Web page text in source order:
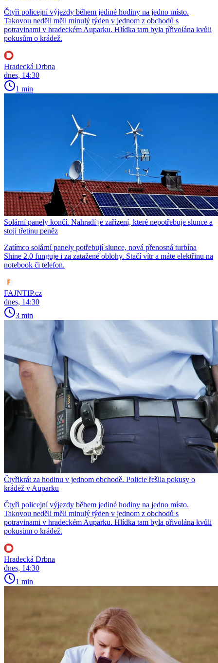
Čtyři policejní výjezdy během jediné hodiny na jedno místo.
Takovou neděli měli minulý týden v jednom z obchodů s
potravinami v hradeckém Auparku. Hlídka tam byla přivolána kvůli
pokusům o krádež.
Hradecká Drbna
dnes, 14:30
1 min
Solární panely končí. Nahradí je zařízení, které nepotřebuje slunce a
stojí třetinu peněz
Zatímco solární panely potřebují slunce, nová přenosná turbína
Shine 2.0 funguje i za zatažené oblohy. Stačí vítr a máte elektřinu na
notebook či telefon.
FAJNTIP.cz
dnes, 14:30
3 min
Čtyřikrát za hodinu v jednom obchodě. Policie řešila pokusy o
krádež v Auparku
Čtyři policejní výjezdy během jediné hodiny na jedno místo.
Takovou neděli měli minulý týden v jednom z obchodů s
potravinami v hradeckém Auparku. Hlídka tam byla přivolána kvůli
pokusům o krádež.
Hradecká Drbna
dnes, 14:30
1 min